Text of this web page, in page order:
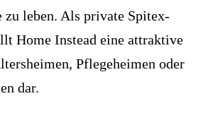
zu leben. Als private Spitex-
Home Instead eine attraktive
Pflegeheimen oder
dar.